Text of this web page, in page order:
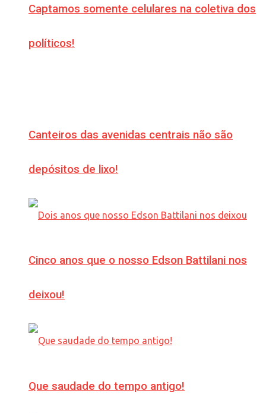
Captamos somente celulares na coletiva dos
políticos!
Canteiros das avenidas centrais não são
depósitos de lixo!
Cinco anos que o nosso Edson Battilani nos
deixou!
Que saudade do tempo antigo!